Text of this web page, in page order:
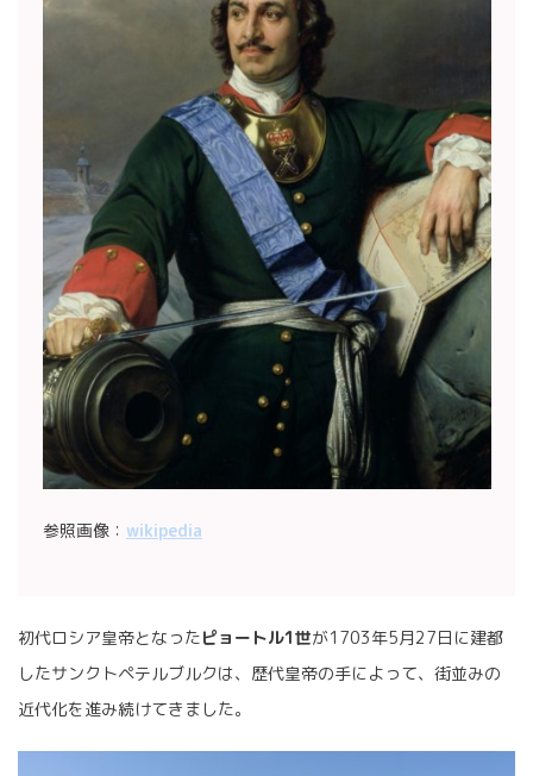
参照画像： wikipedia
初代ロシア皇帝となったピョートル1世が1703年5月27日に建都
したサンクトペテルブルクは、歴代皇帝の手によって、街並みの
近代化を進み続けてきました。